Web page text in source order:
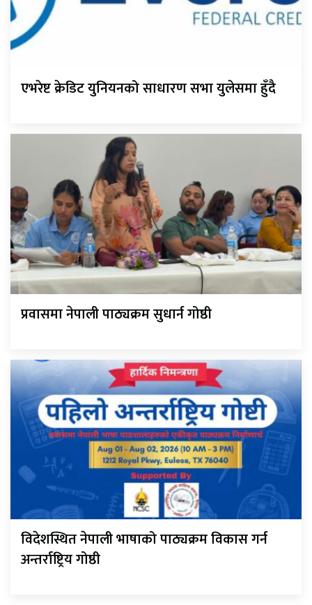
एभरेष्ट क्रेडिट युनियनको साधारण सभा युलेसमा हुँदै
प्रवासमा नेपाली पाठ्यक्रम सुधार्न गोष्ठी
विदेशस्थित नेपाली भाषाको पाठ्यक्रम विकास गर्न
अन्तर्राष्ट्रिय गोष्ठी